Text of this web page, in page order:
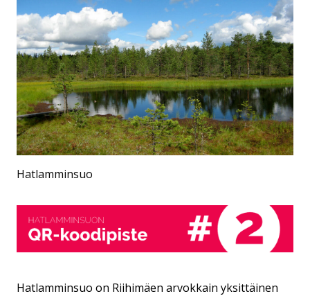
Hatlamminsuo
Hatlamminsuo on Riihimäen arvokkain yksittäinen